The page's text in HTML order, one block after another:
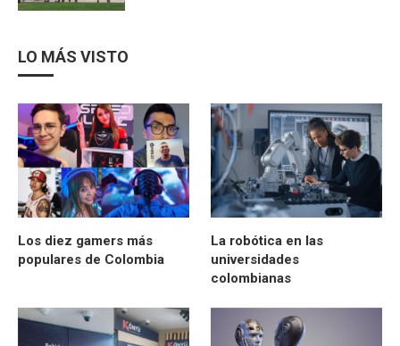
LO MÁS VISTO
Los diez gamers más
populares de Colombia
La robótica en las
universidades
colombianas